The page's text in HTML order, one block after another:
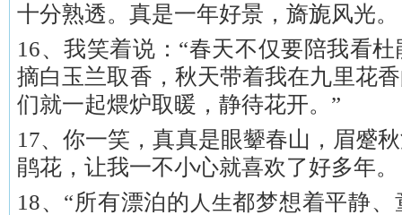
十分熟透。真是一年好景，旖旎风光。
16、我笑着说：“春天不仅要陪我看
摘白玉兰取香，秋天带着我在九里花
们就一起煨炉取暖，静待花开。”
17、你一笑，真真是眼颦春山，眉蹙
鹃花，让我一不小心就喜欢了好多年。
18、“所有漂泊的 人生都梦想着平静